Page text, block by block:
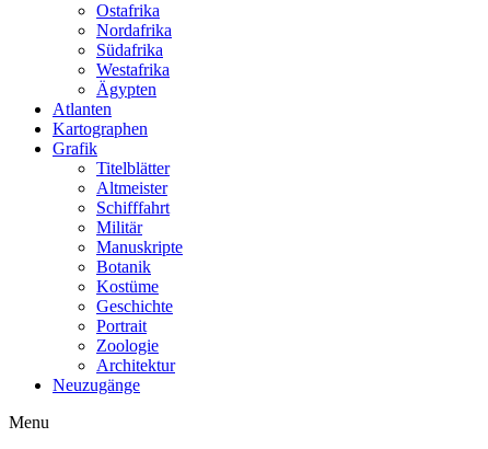
Ostafrika
Nordafrika
Südafrika
Westafrika
Ägypten
Atlanten
Kartographen
Grafik
Titelblätter
Altmeister
Schifffahrt
Militär
Manuskripte
Botanik
Kostüme
Geschichte
Portrait
Zoologie
Architektur
Neuzugänge
Menu